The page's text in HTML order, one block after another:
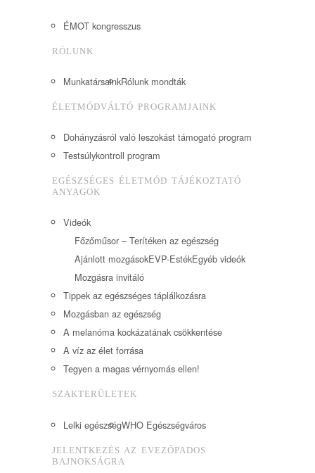
ÉMOT kongresszus
RÓLUNK
MunkatársainkRólunk mondták
ÉLETMÓDVÁLTÓ PROGRAMJAINK
Dohányzásról való leszokást támogató program
Testsúlykontroll program
EGÉSZSÉGES ÉLETMÓD TÁJÉKOZTATÓ
ANYAGOK
Videók
Főzőműsor – Terítéken az egészség
Ajánlott mozgásokEVP-EstékEgyéb videók
Mozgásra invitáló
Tippek az egészséges táplálkozásra
Mozgásban az egészség
A melanóma kockázatának csökkentése
A víz az élet forrása
Tegyen a magas vérnyomás ellen!
SZAKTERÜLETEK
Lelki egészségWHO Egészségváros
JELENTKEZÉS AZ EVEZŐPADOS
BAJNOKSÁGRA